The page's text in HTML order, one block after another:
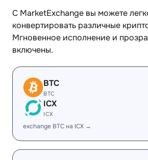
С MarketExchange вы можете
конвертировать различные
Мгновенное исполнение и
включены.
BTC
BTC
ICX
ICX
exchange BTC на ICX →